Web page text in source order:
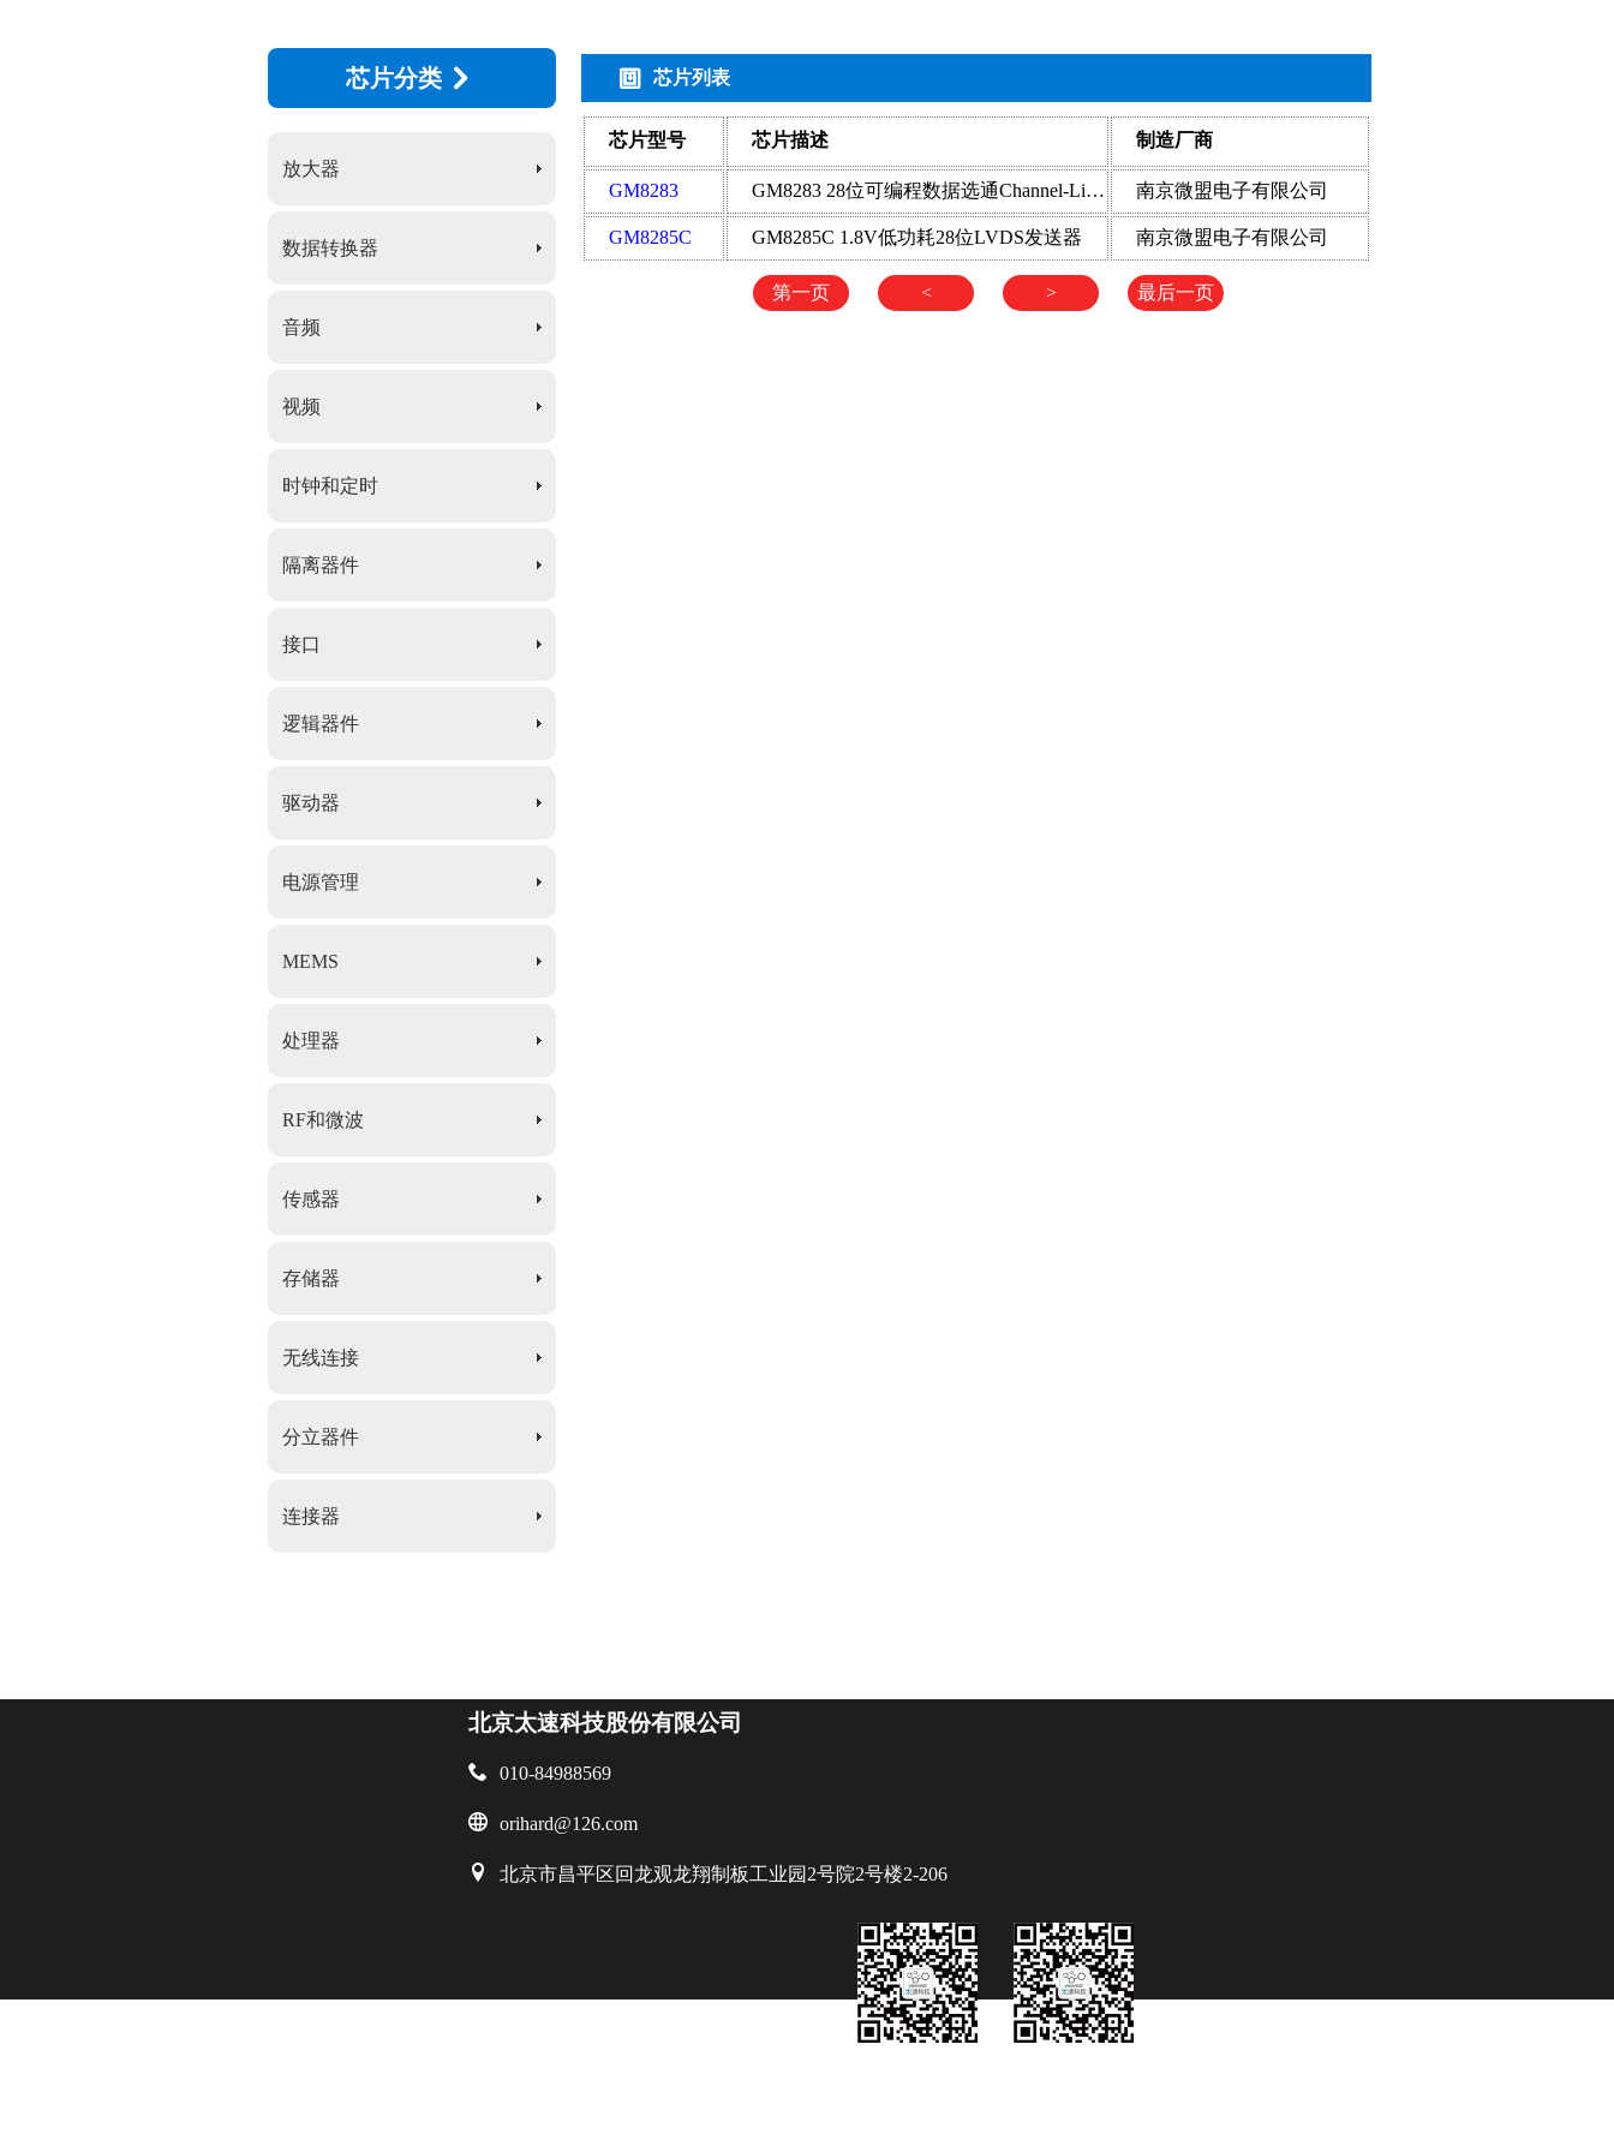
芯片分类
放大器
数据转换器
音频
视频
时钟和定时
隔离器件
接口
逻辑器件
驱动器
电源管理
MEMS
处理器
RF和微波
传感器
存储器
无线连接
分立器件
连接器
芯片列表
芯片型号 芯片描述 制造厂商
GM8283 GM8283 28位可编程数据选通Channel-Link发送器 南京微盟电子有限公司
GM8285C GM8285C 1.8V低功耗28位LVDS发送器 南京微盟电子有限公司
第一页 < > 最后一页
北京太速科技股份有限公司
 010-84988569
 orihard@126.com
 北京市昌平区回龙观龙翔制板工业园2号院2号楼2-206